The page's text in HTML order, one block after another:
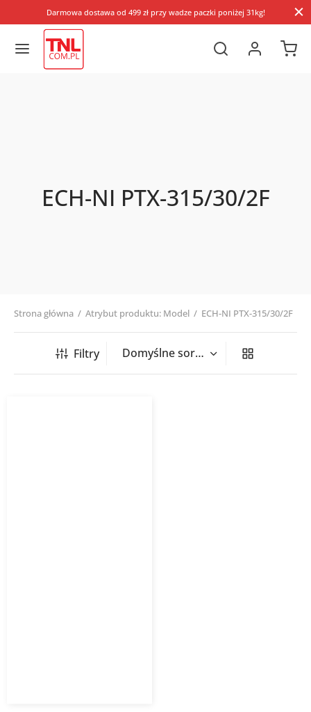
Darmowa dostawa od 499 zł przy wadze paczki poniżej 31kg!
ECH-NI PTX-315/30/2F
Strona główna / Atrybut produktu: Model / ECH-NI PTX-315/30/2F
Filtry